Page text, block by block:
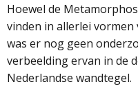
Hoewel de
vinden in allerlei
was er nog geen
verbeelding ervan in de
Nederlandse wandtegel.